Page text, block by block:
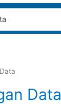
Data